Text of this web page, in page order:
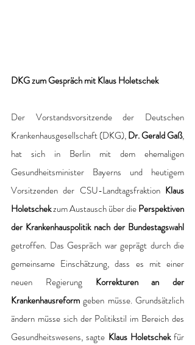
DKG zum Gespräch mit Klaus Holetschek
Der Vorstandsvorsitzende der Deutschen
Krankenhausgesellschaft (DKG), Dr. Gerald Gaß,
hat sich in Berlin mit dem ehemaligen
Gesundheitsminister Bayerns und heutigem
Vorsitzenden der CSU-Landtagsfraktion Klaus
Holetschek zum Austausch über die Perspektiven
getroffen. Das Gespräch war geprägt durch die
gemeinsame Einschätzung, dass es mit einer
neuen Regierung Korrekturen an der
Krankenhausreform geben müsse. Grundsätzlich
ändern müsse sich der Politikstil im Bereich des
Gesundheitswesens, sagte Klaus Holetschek für